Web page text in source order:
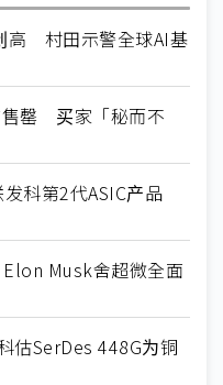
高 村田示警全球AI基
罄 买家「秘而不
科第2代ASIC产品
Musk舍超微全面
SerDes 448G为铜